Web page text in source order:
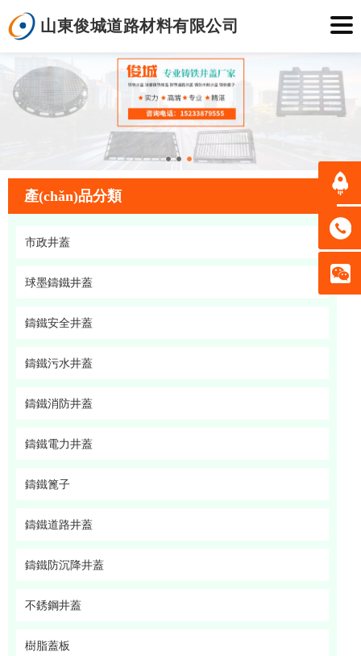
山東俊城道路材料有限公司
產(chǎn)品分類
市政井蓋
球墨鑄鐵井蓋
鑄鐵安全井蓋
鑄鐵污水井蓋
鑄鐵消防井蓋
鑄鐵電力井蓋
鑄鐵篦子
鑄鐵道路井蓋
鑄鐵防沉降井蓋
不銹鋼井蓋
樹脂蓋板